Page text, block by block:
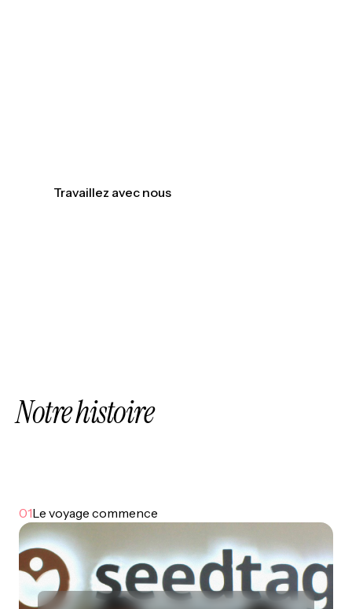
Travaillez avec nous
Notre histoire
01Le voyage commence